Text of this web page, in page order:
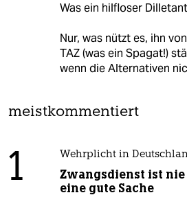
Was ein hilfloser
Nur, was nützt es, ihn
TAZ (was ein Spagat!)
wenn die Alternativen
meistkommentiert
1 Wehrplicht in
Zwangsdienst ist
eine gute Sache